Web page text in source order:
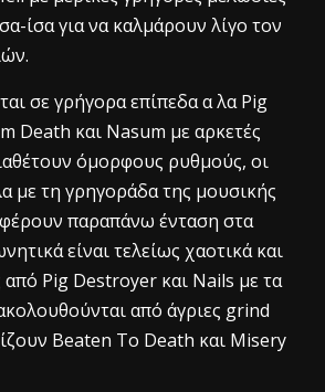
ίσα για να καλμάρουν λίγο τον
σε γρήγορα επίπεδα α λα Pig
Death και Nasum με αρκετές
όμορφους ρυθμούς, οι
με τη γρηγοράδα της μουσικής
παραπάνω ένταση στα
είναι τελείως χαοτικά και
από Pig Destroyer και Nails με τα
από άγριες grind
Beaten To Death και Misery